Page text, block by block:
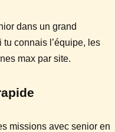
dans un grand
connais l’équipe, les
max par site.
missions avec senior en